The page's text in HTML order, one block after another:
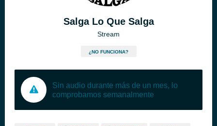
Salga Lo Que Salga
Stream
¿NO FUNCIONA?
Sin audio durante más de un mes, lo
comprobamos semanalmente